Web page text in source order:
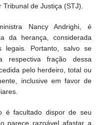
de Justiça (STJ).
Nancy Andrighi, é
da herança, considerada
legais. Portanto, salvo se
respectiva fração dessa
pelo herdeiro, total ou
inclusive em favor de
é facultado dispor de seu
parece razoável afastar a